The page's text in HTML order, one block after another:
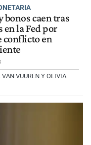
bonos caen tras
la Fed por
conflicto en
VAN VUUREN Y OLIVIA